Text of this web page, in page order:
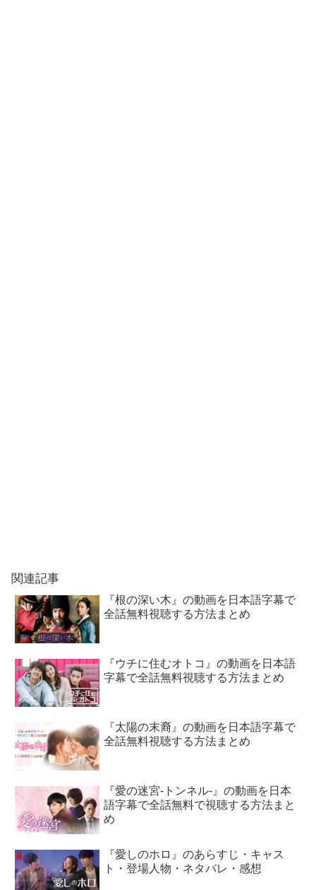
関連記事
『根の深い木』の動画を日本語字幕で
全話無料視聴する方法まとめ
『ウチに住むオトコ』の動画を日本語
字幕で全話無料視聴する方法まとめ
『太陽の末裔』の動画を日本語字幕で
全話無料視聴する方法まとめ
『愛の迷宮-トンネル-』の動画を日本
語字幕で全話無料で視聴する方法まと
め
『愛しのホロ』のあらすじ・キャス
ト・登場人物・ネタバレ・感想